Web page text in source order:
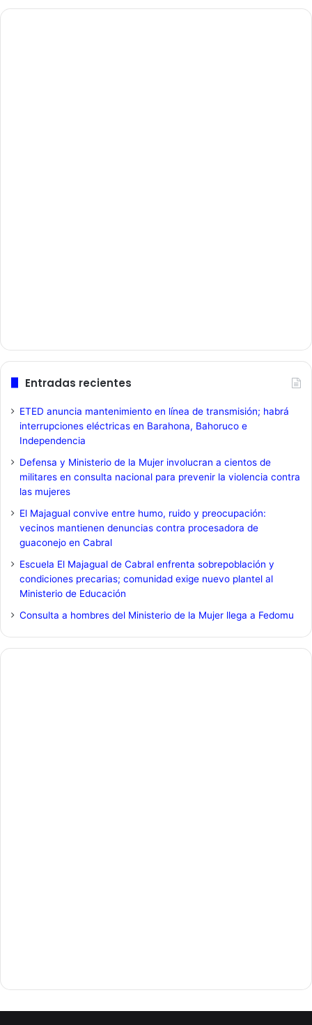
Entradas recientes
ETED anuncia mantenimiento en línea de transmisión; habrá
interrupciones eléctricas en Barahona, Bahoruco e
Independencia
Defensa y Ministerio de la Mujer involucran a cientos de
militares en consulta nacional para prevenir la violencia contra
las mujeres
El Majagual convive entre humo, ruido y preocupación:
vecinos mantienen denuncias contra procesadora de
guaconejo en Cabral
Escuela El Majagual de Cabral enfrenta sobrepoblación y
condiciones precarias; comunidad exige nuevo plantel al
Ministerio de Educación
Consulta a hombres del Ministerio de la Mujer llega a Fedomu